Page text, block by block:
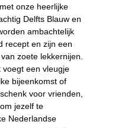
onze heerlijke
Delfts Blauw en
ambachtelijk
recept en zijn een
zoete lekkernijen.
voegt een vleugje
bijeenkomst of
voor vrienden,
jezelf te
Nederlandse